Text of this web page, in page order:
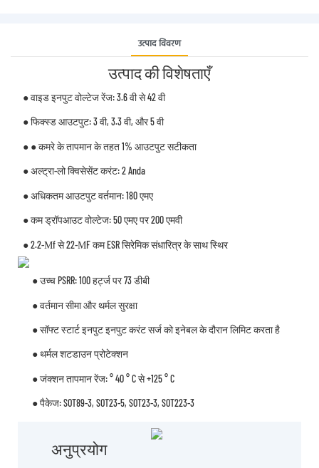
उत्पाद विवरण
उत्पाद की विशेषताएँ
● वाइड इनपुट वोल्टेज रेंज: 3.6 वी से 42 वी
● फिक्स्ड आउटपुट: 3 वी, 3.3 वी, और 5 वी
● ● कमरे के तापमान के तहत 1% आउटपुट सटीकता
● अल्ट्रा-लो क्विसेसेंट करंट: 2 Anda
● अधिकतम आउटपुट वर्तमान: 180 एमए
● कम ड्रॉपआउट वोल्टेज: 50 एमए पर 200 एमवी
● 2.2-Μf से 22-ΜF कम ESR सिरेमिक संधारित्र के साथ स्थिर
● उच्च PSRR: 100 हर्ट्ज पर 73 डीबी
● वर्तमान सीमा और थर्मल सुरक्षा
● सॉफ्ट स्टार्ट इनपुट इनपुट करंट सर्ज को इनेबल के दौरान लिमिट करता है
● थर्मल शटडाउन प्रोटेक्शन
● जंक्शन तापमान रेंज: ° 40 ° C से +125 ° C
● पैकेज: SOT89-3, SOT23-5, SOT23-3, SOT223-3
अनुप्रयोग